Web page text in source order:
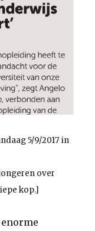
5/9/2017 in
over
kop.]